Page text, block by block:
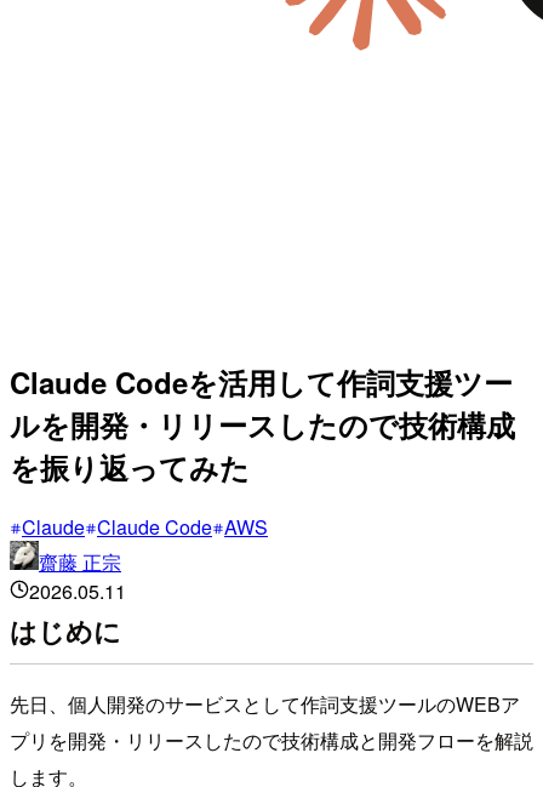
Claude Codeを活用して作詞支援ツー
ルを開発・リリースしたので技術構成
を振り返ってみた
Claude Claude Code AWS
齋藤 正宗
2026.05.11
はじめに
先日、個人開発のサービスとして作詞支援ツールのWEBア
プリを開発・リリースしたので技術構成と開発フローを解説
します。